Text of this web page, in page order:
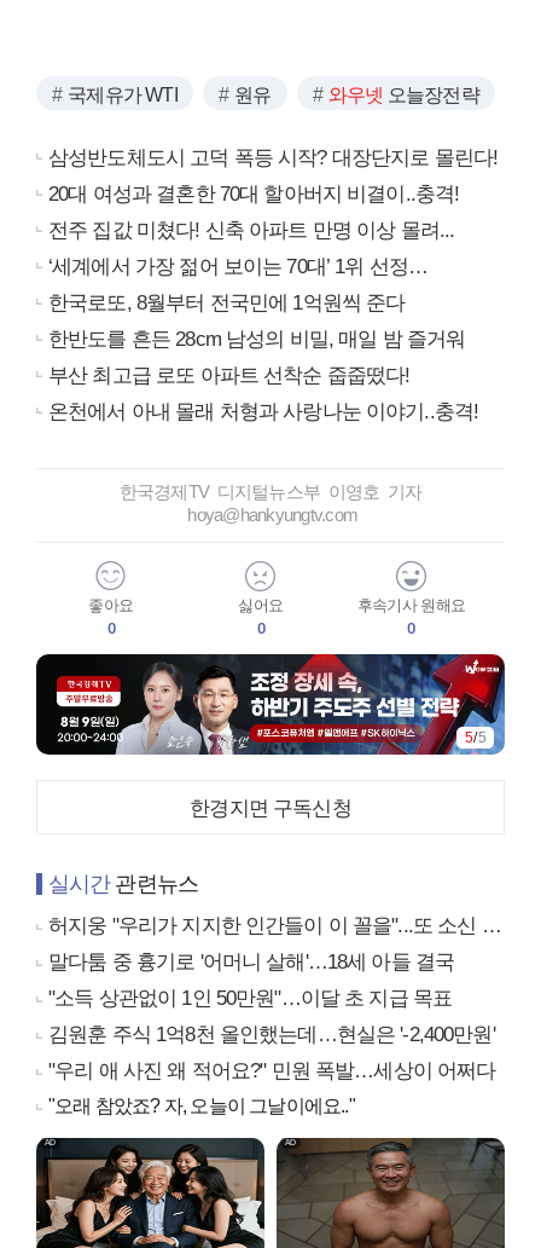
국제유가 WTI 원유 와우넷 오늘장전략
삼성반도체도시 고덕 폭등 시작? 대장단지로 몰린다!
20대 여성과 결혼한 70대 할아버지 비결이..충격!
전주 집값 미쳤다! 신축 아파트 만명 이상 몰려...
‘세계에서 가장 젊어 보이는 70대’ 1위 선정…
한국로또, 8월부터 전국민에 1억원씩 준다
한반도를 흔든 28cm 남성의 비밀, 매일 밤 즐거워
부산 최고급 로또 아파트 선착순 줍줍떴다!
온천에서 아내 몰래 처형과 사랑나눈 이야기..충격!
한국경제TV 디지털뉴스부 이영호 기자
hoya@hankyungtv.com
좋아요
0
싫어요
0
후속기사 원해요
0
5/5
한경지면 구독신청
실시간관련뉴스
허지웅 "우리가 지지한 인간들이 이 꼴을"...또 소신 발언
말다툼 중 흉기로 '어머니 살해'…18세 아들 결국
"소득 상관없이 1인 50만원"…이달 초 지급 목표
김원훈 주식 1억8천 올인했는데…현실은 '-2,400만원'
"우리 애 사진 왜 적어요?" 민원 폭발…세상이 어쩌다
"오래 참았죠? 자, 오늘이 그날이에요.."